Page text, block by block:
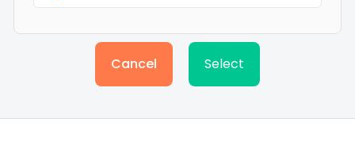
Cancel Select